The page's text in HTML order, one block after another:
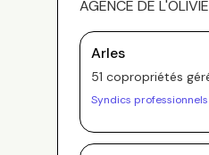
AGENCE DE
Arles
51 copropriétés
Syndics professionnels